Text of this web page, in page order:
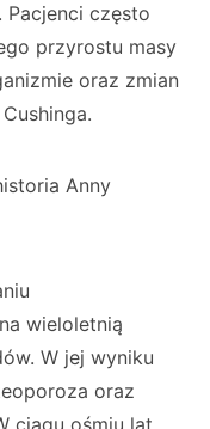
często
przyrostu masy
oraz zmian
Anny
wieloletnią
W jej wyniku
oraz
ciągu ośmiu lat